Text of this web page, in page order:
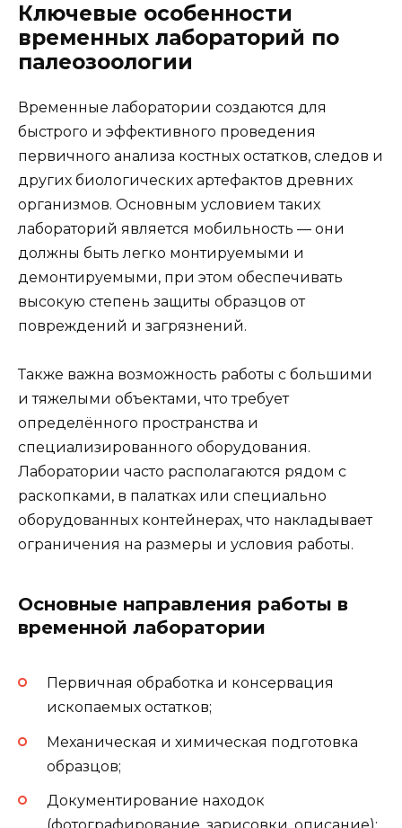
Ключевые особенности
временных лабораторий по
палеозоологии
Временные лаборатории создаются для
быстрого и эффективного проведения
первичного анализа костных остатков, следов и
других биологических артефактов древних
организмов. Основным условием таких
лабораторий является мобильность — они
должны быть легко монтируемыми и
демонтируемыми, при этом обеспечивать
высокую степень защиты образцов от
повреждений и загрязнений.
Также важна возможность работы с большими
и тяжелыми объектами, что требует
определённого пространства и
специализированного оборудования.
Лаборатории часто располагаются рядом с
раскопками, в палатках или специально
оборудованных контейнерах, что накладывает
ограничения на размеры и условия работы.
Основные направления работы в
временной лаборатории
Первичная обработка и консервация
ископаемых остатков;
Механическая и химическая подготовка
образцов;
Документирование находок